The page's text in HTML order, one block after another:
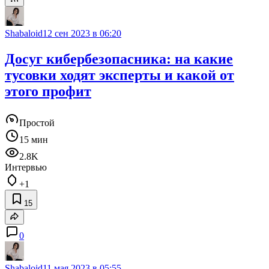
Shabaloid12 сен 2023 в 06:20
Досуг кибербезопасника: на какие
тусовки ходят эксперты и какой от
этого профит
Простой
15 мин
2.8K
Интервью
+1
15
0